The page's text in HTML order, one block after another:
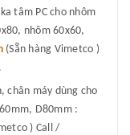
tâm PC cho nhôm
nhôm 60x60,
(Sẵn hàng Vimetco )
chân máy dùng cho
D80mm :
) Call /